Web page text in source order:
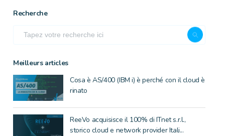
Recherche
Meilleurs articles
Cosa è AS/400 (IBM i) è perché con il cloud è
rinato
ReeVo acquisisce il 100% di ITnet s.r.l.,
storico cloud e network provider Itali...